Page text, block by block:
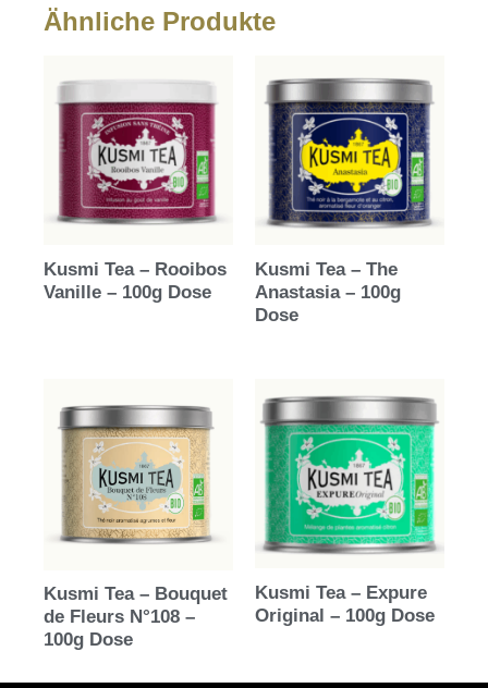
Ähnliche Produkte
Kusmi Tea – Rooibos
Vanille – 100g Dose
Kusmi Tea – The
Anastasia – 100g
Dose
Kusmi Tea – Bouquet
de Fleurs N°108 –
100g Dose
Kusmi Tea – Expure
Original – 100g Dose